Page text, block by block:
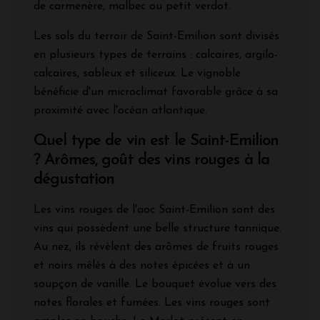
de carmenère, malbec ou petit verdot.
Les sols du terroir de Saint-Emilion sont divisés
en plusieurs types de terrains : calcaires, argilo-
calcaires, sableux et siliceux. Le vignoble
bénéficie d'un microclimat favorable grâce à sa
proximité avec l'océan atlantique.
Quel type de vin est le Saint-Emilion
? Arômes, goût des vins rouges à la
dégustation
Les vins rouges de l'aoc Saint-Emilion sont des
vins qui possèdent une belle structure tannique.
Au nez, ils révèlent des arômes de fruits rouges
et noirs mêlés à des notes épicées et à un
soupçon de vanille. Le bouquet évolue vers des
notes florales et fumées. Les vins rouges sont